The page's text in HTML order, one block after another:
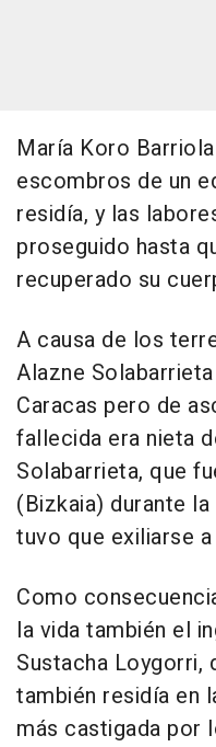
María Koro
escombros de un
residía, y las
proseguido hasta
recuperado su
A causa de los
Alazne
Caracas pero de
fallecida era nieta
Solabarrieta, que
(Bizkaia) durante
tuvo que exiliarse
Como
la vida también el
Sustacha Loygorri,
también residía en
más castigada por